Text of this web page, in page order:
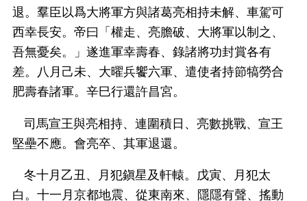
退。羣臣以爲大將軍方與諸葛亮相持未解、車駕可
西幸長安。帝曰「權走、亮膽破、大將軍以制之、
吾無憂矣。」遂進軍幸壽春、錄諸將功封賞各有
差。八月己未、大曜兵饗六軍、遣使者持節犒勞合
肥壽春諸軍。辛巳行還許昌宮。
司馬宣王與亮相持、連圍積日、亮數挑戰、宣王
堅壘不應。會亮卒、其軍退還。
冬十月乙丑、月犯鎭星及軒轅。戊寅、月犯太
白。十一月京都地震、從東南來、隱隱有聲、搖動